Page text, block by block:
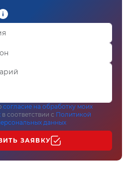
согласие на обработку моих
в соответствии с Политикой
данных
ЗАЯВКУ